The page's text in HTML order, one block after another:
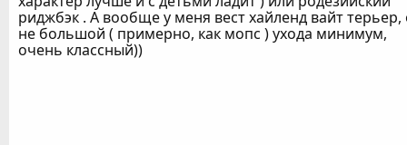
риджбэк . А вообще у меня вест хайленд вайт терьер,
не большой ( примерно, как мопс ) ухода минимум,
очень классный))